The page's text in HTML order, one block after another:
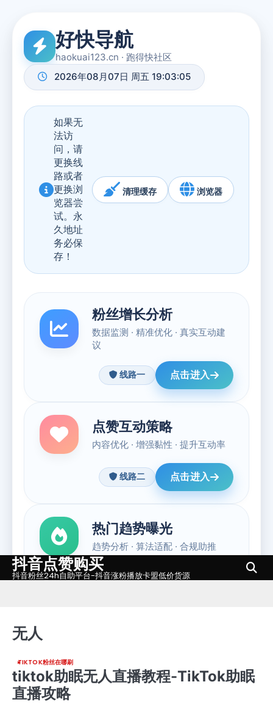
Skip抖音点赞购买
抖音粉丝24h自助平台-抖音涨粉播放卡盟低价货源
无人
TIKTOK粉丝在哪刷
tiktok助眠无人直播教程-TikTok助眠
直播攻略